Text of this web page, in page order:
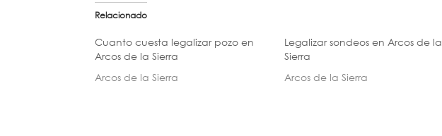
Relacionado
Cuanto cuesta legalizar pozo en
Arcos de la Sierra
Arcos de la Sierra
Legalizar sondeos en Arcos de la
Sierra
Arcos de la Sierra